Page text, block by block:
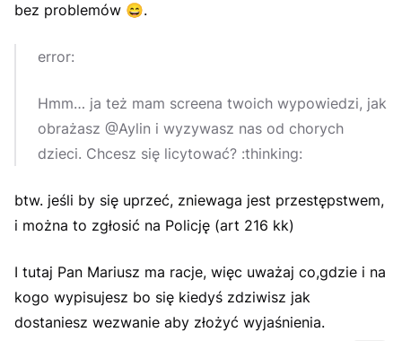
bez problemów 😄.
error:
Hmm… ja też mam screena twoich wypowiedzi, jak
obrażasz @Aylin i wyzywasz nas od chorych
dzieci. Chcesz się licytować? :thinking:
btw. jeśli by się uprzeć, zniewaga jest przestępstwem,
i można to zgłosić na Policję (art 216 kk)
I tutaj Pan Mariusz ma racje, więc uważaj co,gdzie i na
kogo wypisujesz bo się kiedyś zdziwisz jak
dostaniesz wezwanie aby złożyć wyjaśnienia.